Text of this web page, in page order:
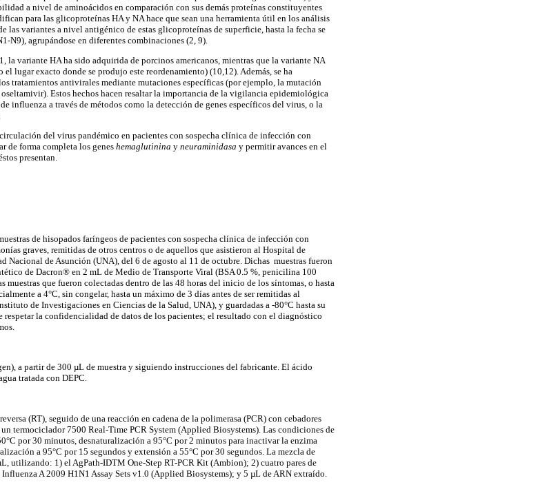
a nivel de aminoácidos en comparación con sus demás proteínas constituyentes
para las glicoproteínas HA y NA hace que sean una herramienta útil en los análisis
las variantes a nivel antigénico de estas glicoproteínas de superficie, hasta la fecha se
N9), agrupándose en diferentes combinaciones (2, 9).
la variante HA ha sido adquirida de porcinos americanos, mientras que la variante NA
lugar exacto donde se produjo este reordenamiento) (10,12). Además, se ha
tratamientos antivirales mediante mutaciones específicas (por ejemplo, la mutación
Estos hechos hacen resaltar la importancia de la vigilancia epidemiológica
influenza a través de métodos como la detección de genes específicos del virus, o la
del virus pandémico en pacientes con sospecha clínica de infección con
de forma completa los genes hemaglutinina y neuraminidasa y permitir avances en el
presentan.
de hisopados faríngeos de pacientes con sospecha clínica de infección con
graves, remitidas de otros centros o de aquellos que asistieron al Hospital de
Nacional de Asunción (UNA), del 6 de agosto al 11 de octubre. Dichas muestras fueron
de Dacron® en 2 mL de Medio de Transporte Viral (BSA 0.5 %, penicilina 100
que fueron colectadas dentro de las 48 horas del inicio de los síntomas, o hasta
a 4°C, sin congelar, hasta un máximo de 3 días antes de ser remitidas al
de Investigaciones en Ciencias de la Salud, UNA), y guardadas a -80°C hasta su
la confidencialidad de datos de los pacientes; el resultado con el diagnóstico
a partir de 300 µL de muestra y siguiendo instrucciones del fabricante. El ácido
tratada con DEPC.
(RT), seguido de una reacción en cadena de la polimerasa (PCR) con cebadores
termociclador 7500 Real-Time PCR System (Applied Biosystems). Las condiciones de
por 30 minutos, desnaturalización a 95°C por 2 minutos para inactivar la enzima
a 95°C por 15 segundos y extensión a 55°C por 30 segundos. La mezcla de
utilizando: 1) el AgPath-IDTM One-Step RT-PCR Kit (Ambion); 2) cuatro pares de
A 2009 H1N1 Assay Sets v1.0 (Applied Biosystems); y 5 µL de ARN extraído.